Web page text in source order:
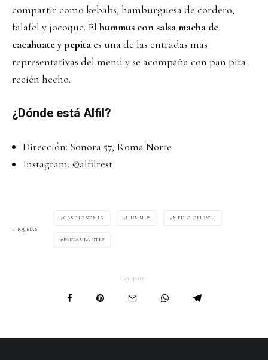
compartir como kebabs, hamburguesa de cordero,
falafel y jocoque. El hummus con salsa macha de
cacahuate y pepitaes una de las entradas más
representativas del menú y se acompaña con pan pita
recién hecho.
¿Dónde está Alfil?
Dirección: Sonora 57, Roma Norte
Instagram: @alfilrest
ETIQUETAS
GASTRONOMÍA HUMMUS MEDIO ORIENTE
RESTAURANTES
Compartir